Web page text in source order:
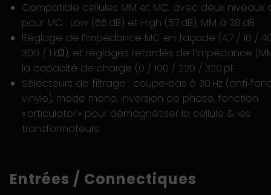
Compatible cellules MM et MC, avec deux niveaux
pour MC : Low (66 dB) et High (57 dB), MM à 38 dB
Réglage de l’impédance MC en façade (4,7 / 10 /
300 / 1 kΩ), et réglages retardés de l’impédance
la capacité de charge (0 / 100 / 220 / 320 pF
Sélecteurs de filtrage : coupe‑bas à 30 Hz
vinyle), mode mono, inversion de phase, fonction
« articulator » pour démagnétiser la cellule & les
transformateurs
Entrées / Connectiques